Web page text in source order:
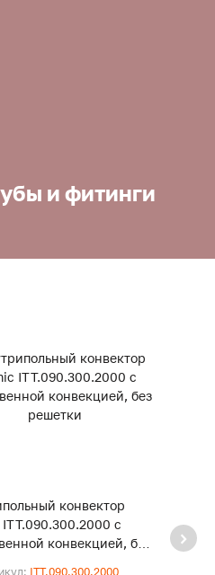
и фитинги
конвектор
с
конвекцией, без
ITT.090.300.2000